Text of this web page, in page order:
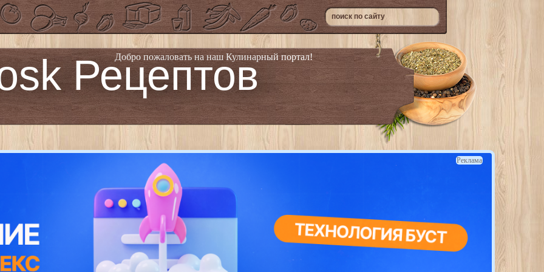
Добро пожаловать на наш Кулинарный портал!
Рецептов
Реклама